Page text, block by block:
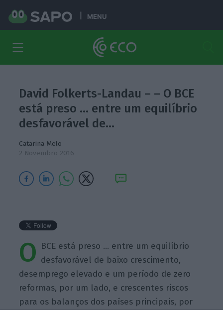
MENU
David Folkerts-Landau – – O BCE
está preso … entre um equilíbrio
desfavorável de…
Catarina Melo
2 Novembro 2016
O BCE está preso … entre um equilíbrio
desfavorável de baixo crescimento,
desemprego elevado e um período de zero
reformas, por um lado, e crescentes riscos
para os balanços dos países principais, por